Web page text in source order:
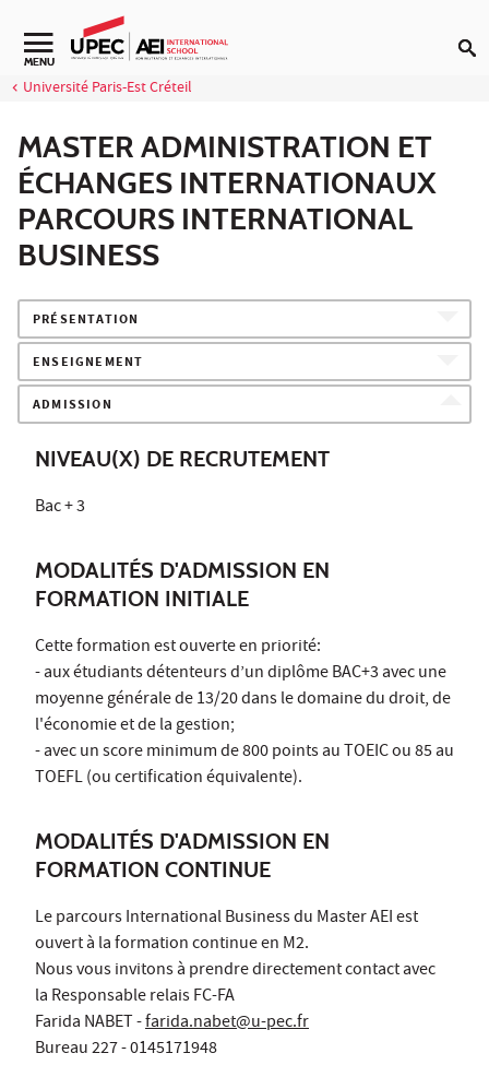
Aller au contenu
Navigation secondaire
MENU
Université Paris-Est Créteil
MASTER ADMINISTRATION ET
ÉCHANGES INTERNATIONAUX
PARCOURS INTERNATIONAL
BUSINESS
PRÉSENTATION
ENSEIGNEMENT
ADMISSION
NIVEAU(X) DE RECRUTEMENT
Bac + 3
MODALITÉS D'ADMISSION EN
FORMATION INITIALE
Cette formation est ouverte en priorité:
- aux étudiants détenteurs d’un diplôme BAC+3 avec une
moyenne générale de 13/20 dans le domaine du droit, de
l'économie et de la gestion;
- avec un score minimum de 800 points au TOEIC ou 85 au
TOEFL (ou certification équivalente).
MODALITÉS D'ADMISSION EN
FORMATION CONTINUE
Le parcours International Business du Master AEI est
ouvert à la formation continue en M2.
Nous vous invitons à prendre directement contact avec
la Responsable relais FC-FA
Farida NABET -farida.nabet@u-pec.fr
Bureau 227 - 0145171948